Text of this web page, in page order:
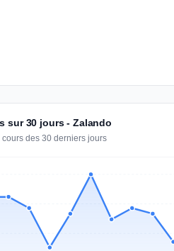
sur 30 jours - Zalando
des 30 derniers jours